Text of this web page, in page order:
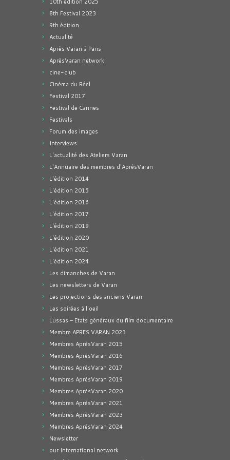
8th Festival 2023
9th édition
Actualité
Après Varan à Paris
AprèsVaran network
cine-club
Cinéma du Réel
Festival 2017
Festival de Cannes
Festivals
Forum des images
Interviews
L'actualité des Ateliers Varan
L'Annuaire des membres d'AprèsVaran
L'édition 2014
L'édition 2015
L'édition 2016
L'édition 2017
L'édition 2019
L'édition 2020
L'édition 2021
L'édition 2024
Les dimanches de Varan
Les newsletters de Varan
Les projections des anciens Varan
Les soirées à l'oeil
Lussas – Etats généraux du film documentaire
Membre APRES VARAN 2023
Membres AprèsVaran 2015
Membres AprèsVaran 2016
Membres AprèsVaran 2017
Membres AprèsVaran 2019
Membres AprèsVaran 2020
Membres AprèsVaran 2021
Membres AprèsVaran 2023
Membres AprèsVaran 2024
Newsletter
our International network